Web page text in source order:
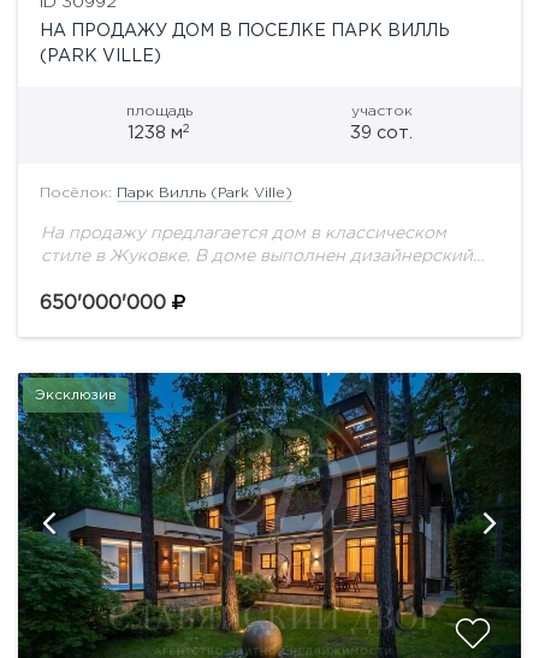
НА ПРОДАЖУ ДОМ В ПОСЕЛКЕ ПАРК ВИЛЛЬ
(PARK VILLE)
площадь
1238 м2
участок
39 сот.
Посёлок: Парк Вилль (Park Ville)
На продажу предлагается дом в классическом
стиле в Жуковке. В доме выполнен дизайнерский
ведущих итальянских фабрик. Грамотная
650'000'000
Эксклюзив